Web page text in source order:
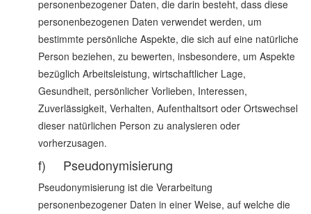
personenbezogener Daten, die darin besteht, dass diese
personenbezogenen Daten verwendet werden, um
bestimmte persönliche Aspekte, die sich auf eine natürliche
Person beziehen, zu bewerten, insbesondere, um Aspekte
bezüglich Arbeitsleistung, wirtschaftlicher Lage,
Gesundheit, persönlicher Vorlieben, Interessen,
Zuverlässigkeit, Verhalten, Aufenthaltsort oder Ortswechsel
dieser natürlichen Person zu analysieren oder
vorherzusagen.
f) Pseudonymisierung
Pseudonymisierung ist die Verarbeitung
personenbezogener Daten in einer Weise, auf welche die